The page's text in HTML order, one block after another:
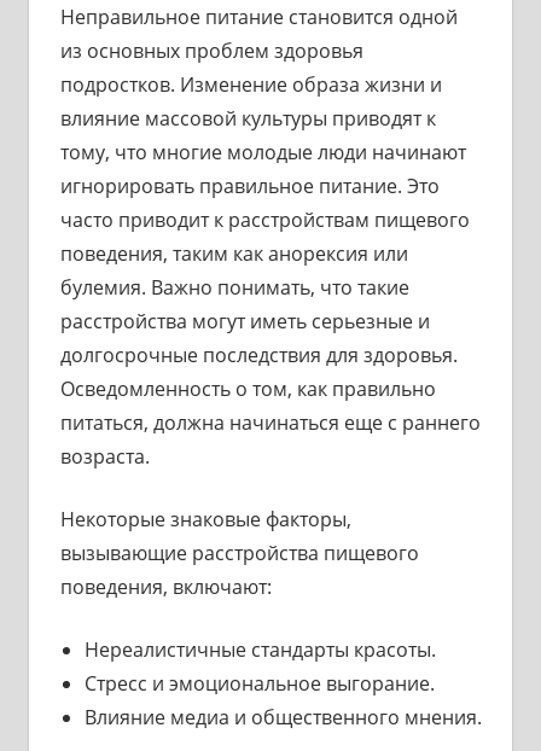
Неправильное питание становится одной
из основных проблем здоровья
подростков. Изменение образа жизни и
влияние массовой культуры приводят к
тому, что многие молодые люди начинают
игнорировать правильное питание. Это
часто приводит к расстройствам пищевого
поведения, таким как анорексия или
булемия. Важно понимать, что такие
расстройства могут иметь серьезные и
долгосрочные последствия для здоровья.
Осведомленность о том, как правильно
питаться, должна начинаться еще с раннего
возраста.
Некоторые знаковые факторы,
вызывающие расстройства пищевого
поведения, включают:
Нереалистичные стандарты красоты.
Стресс и эмоциональное выгорание.
Влияние медиа и общественного мнения.